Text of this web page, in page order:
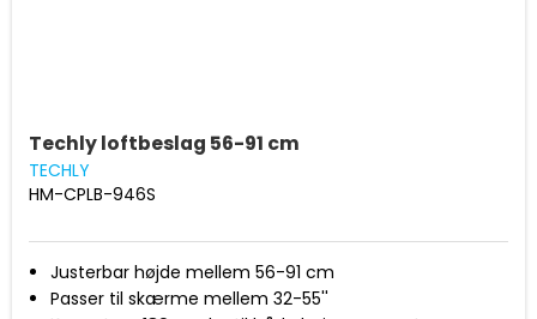
Techly loftbeslag 56-91 cm
TECHLY
HM-CPLB-946S
Justerbar højde mellem 56-91 cm
Passer til skærme mellem 32-55''